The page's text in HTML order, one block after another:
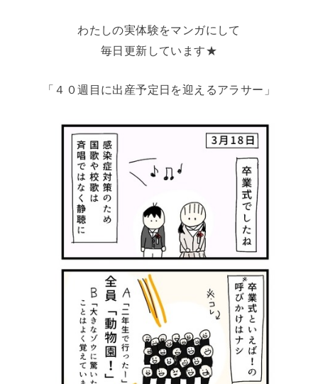
わたしの実体験をマンガにして
毎日更新しています★
「４０週目に出産予定日を迎えるアラサー」